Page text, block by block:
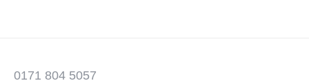
0171 804 5057